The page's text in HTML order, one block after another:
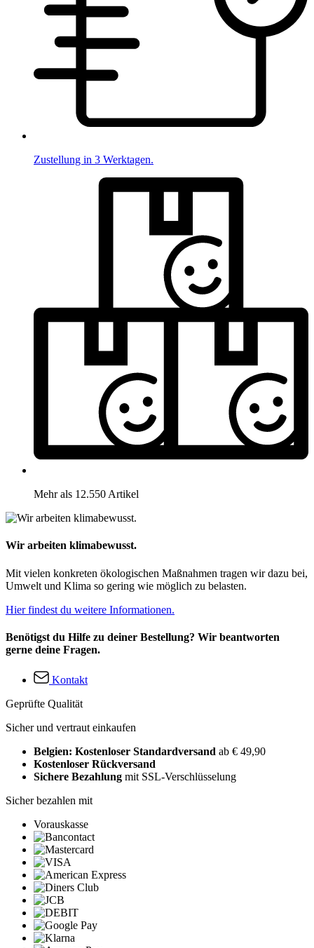
Zustellung in 3 Werktagen.
Mehr als 12.550 Artikel
Wir arbeiten klimabewusst.
Mit vielen konkreten ökologischen Maßnahmen tragen wir dazu bei,
Umwelt und Klima so gering wie möglich zu belasten.
Hier findest du weitere Informationen.
Benötigst du Hilfe zu deiner Bestellung? Wir beantworten
gerne deine Fragen.
Kontakt
Geprüfte Qualität
Sicher und vertraut einkaufen
Belgien: Kostenloser Standardversand ab € 49,90
Kostenloser Rückversand
Sichere Bezahlung mit SSL-Verschlüsselung
Sicher bezahlen mit
Vorauskasse